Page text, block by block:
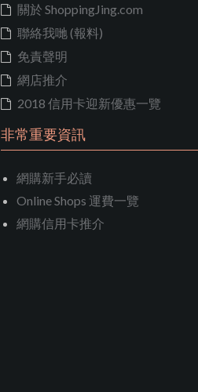
關於 ShoppingJing.com
聯絡我哋 (報料)
免責聲明
網店推介
2018 信用卡迎新優惠一覽
非常重要資訊
網購新手必讀
Online Shops 運費一覽
網購信用卡推介